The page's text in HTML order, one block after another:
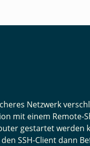
Netzwerk
mit einem Remote-
gestartet werden
SSH-Client dann